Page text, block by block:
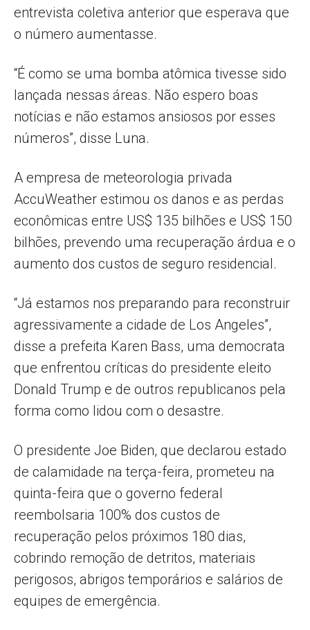
entrevista coletiva anterior que esperava que
o número aumentasse.
“É como se uma bomba atômica tivesse sido
lançada nessas áreas. Não espero boas
notícias e não estamos ansiosos por esses
números”, disse Luna.
A empresa de meteorologia privada
AccuWeather estimou os danos e as perdas
econômicas entre US$ 135 bilhões e US$ 150
bilhões, prevendo uma recuperação árdua e o
aumento dos custos de seguro residencial.
“Já estamos nos preparando para reconstruir
agressivamente a cidade de Los Angeles”,
disse a prefeita Karen Bass, uma democrata
que enfrentou críticas do presidente eleito
Donald Trump e de outros republicanos pela
forma como lidou com o desastre.
O presidente Joe Biden, que declarou estado
de calamidade na terça-feira, prometeu na
quinta-feira que o governo federal
reembolsaria 100% dos custos de
recuperação pelos próximos 180 dias,
cobrindo remoção de detritos, materiais
perigosos, abrigos temporários e salários de
equipes de emergência.